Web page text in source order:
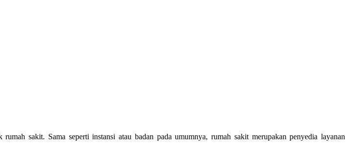
sakit. Sama seperti instansi atau badan pada umumnya, rumah sakit merupakan penyedia layanan